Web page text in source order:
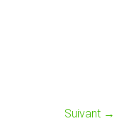
Suivant →